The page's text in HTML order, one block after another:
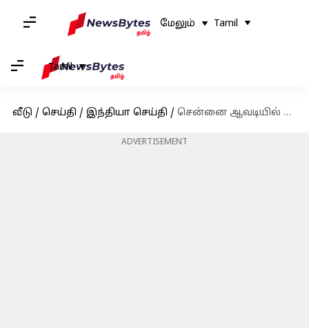
மேலும் Tamil
Tamil
வீடு / செய்தி / இந்தியா செய்தி / சென்னை ஆவடியில் உடற்பயிற்சியாளர் ரத்த வாந்தி எடுத்து உயிரிழப்பு
ADVERTISEMENT